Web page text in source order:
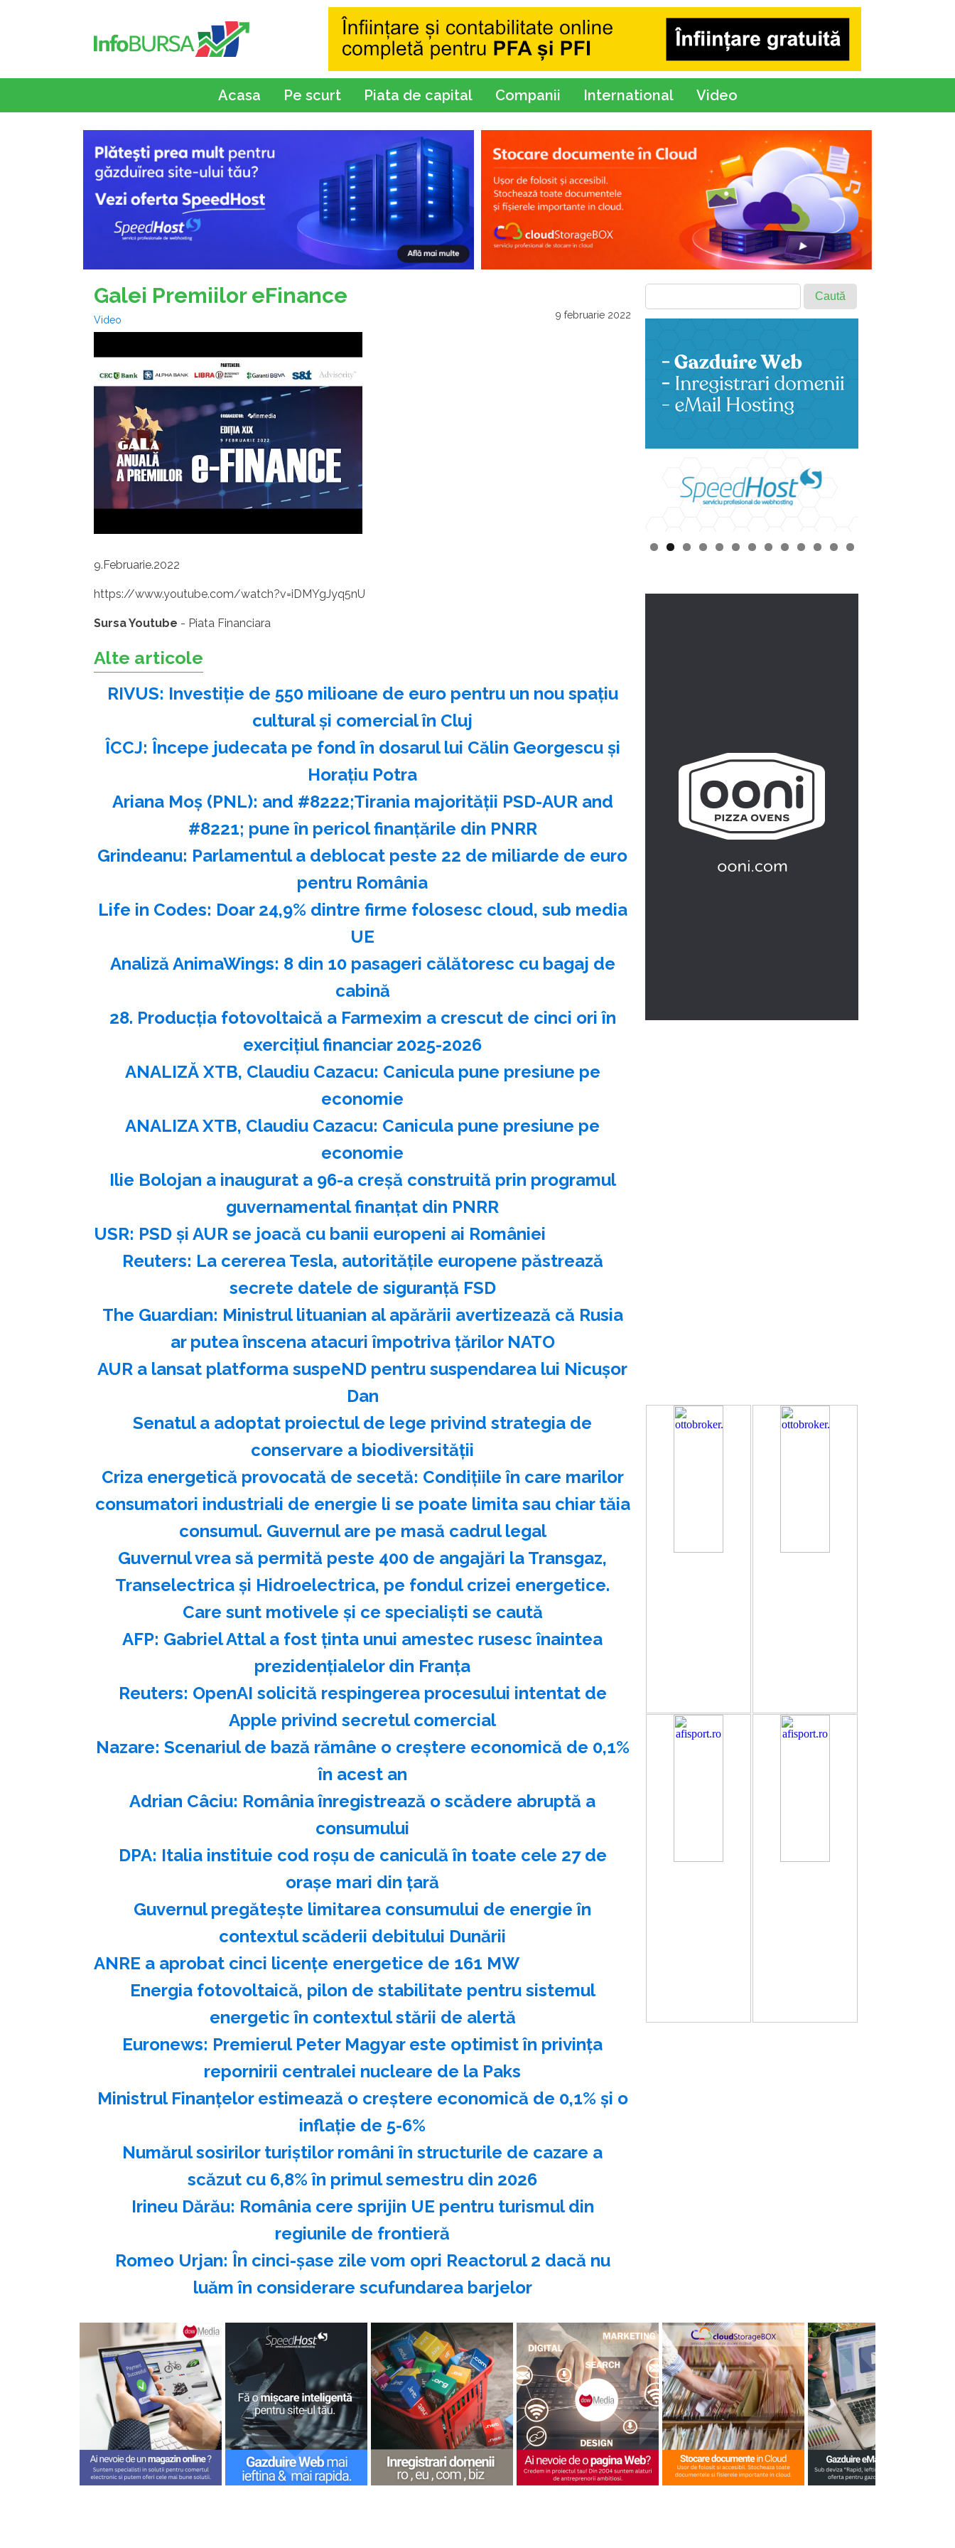
Acasa Pe scurt Piata de capital Companii International Video
Galei Premiilor eFinance
Video 9 februarie 2022
9.Februarie.2022
https://www.youtube.com/watch?v=iDMYgJyq5nU
Sursa Youtube - Piata Financiara
Alte articole
RIVUS: Investiţie de 550 milioane de euro pentru un nou spaţiu
cultural şi comercial în Cluj
ÎCCJ: Începe judecata pe fond în dosarul lui Călin Georgescu şi
Horaţiu Potra
Ariana Moş (PNL): and #8222;Tirania majorităţii PSD-AUR and
#8221; pune în pericol finanţările din PNRR
Grindeanu: Parlamentul a deblocat peste 22 de miliarde de euro
pentru România
Life in Codes: Doar 24,9% dintre firme folosesc cloud, sub media
UE
Analiză AnimaWings: 8 din 10 pasageri călătoresc cu bagaj de
cabină
28. Producţia fotovoltaică a Farmexim a crescut de cinci ori în
exerciţiul financiar 2025-2026
ANALIZĂ XTB, Claudiu Cazacu: Canicula pune presiune pe
economie
ANALIZA XTB, Claudiu Cazacu: Canicula pune presiune pe
economie
Ilie Bolojan a inaugurat a 96-a creşă construită prin programul
guvernamental finanţat din PNRR
USR: PSD şi AUR se joacă cu banii europeni ai României
Reuters: La cererea Tesla, autorităţile europene păstrează
secrete datele de siguranţă FSD
The Guardian: Ministrul lituanian al apărării avertizează că Rusia
ar putea înscena atacuri împotriva ţărilor NATO
AUR a lansat platforma suspeND pentru suspendarea lui Nicuşor
Dan
Senatul a adoptat proiectul de lege privind strategia de
conservare a biodiversităţii
Criza energetică provocată de secetă: Condițiile în care marilor
consumatori industriali de energie li se poate limita sau chiar tăia
consumul. Guvernul are pe masă cadrul legal
Guvernul vrea să permită peste 400 de angajări la Transgaz,
Transelectrica și Hidroelectrica, pe fondul crizei energetice.
Care sunt motivele și ce specialiști se caută
AFP: Gabriel Attal a fost ţinta unui amestec rusesc înaintea
prezidenţialelor din Franţa
Reuters: OpenAI solicită respingerea procesului intentat de
Apple privind secretul comercial
Nazare: Scenariul de bază rămâne o creştere economică de 0,1%
în acest an
Adrian Câciu: România înregistrează o scădere abruptă a
consumului
DPA: Italia instituie cod roşu de caniculă în toate cele 27 de
oraşe mari din ţară
Guvernul pregăteşte limitarea consumului de energie în
contextul scăderii debitului Dunării
ANRE a aprobat cinci licenţe energetice de 161 MW
Energia fotovoltaică, pilon de stabilitate pentru sistemul
energetic în contextul stării de alertă
Euronews: Premierul Peter Magyar este optimist în privinţa
repornirii centralei nucleare de la Paks
Ministrul Finanţelor estimează o creştere economică de 0,1% şi o
inflaţie de 5-6%
Numărul sosirilor turiştilor români în structurile de cazare a
scăzut cu 6,8% în primul semestru din 2026
Irineu Dărău: România cere sprijin UE pentru turismul din
regiunile de frontieră
Romeo Urjan: În cinci-şase zile vom opri Reactorul 2 dacă nu
luăm în considerare scufundarea barjelor